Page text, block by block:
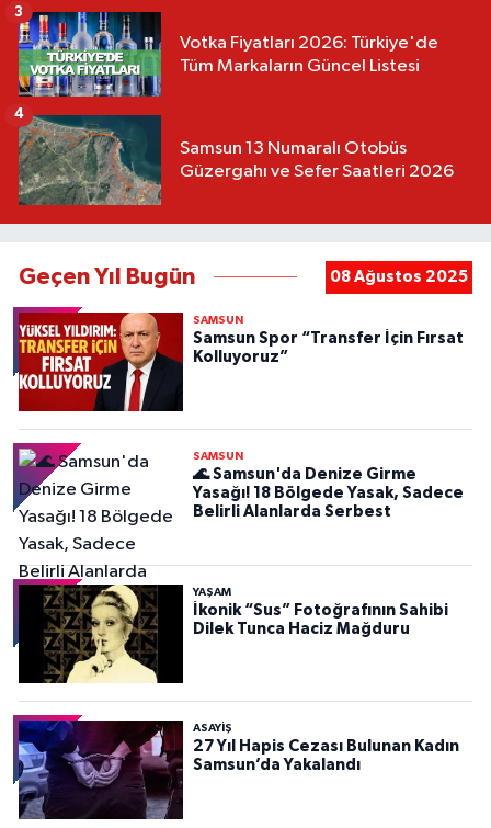
Votka Fiyatları 2026: Türkiye'de
Tüm Markaların Güncel Listesi
3
Samsun 13 Numaralı Otobüs
Güzergahı ve Sefer Saatleri 2026
4
Geçen Yıl Bugün 08 Ağustos 2025
SAMSUN
Samsun Spor “Transfer İçin Fırsat
Kolluyoruz”
SAMSUN
🌊 Samsun'da Denize Girme
Yasağı! 18 Bölgede Yasak, Sadece
Belirli Alanlarda Serbest
YAŞAM
İkonik “Sus” Fotoğrafının Sahibi
Dilek Tunca Haciz Mağduru
ASAYIŞ
27 Yıl Hapis Cezası Bulunan Kadın
Samsun’da Yakalandı